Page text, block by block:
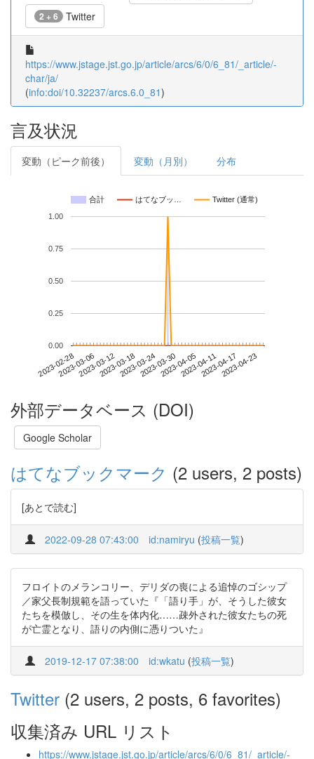
2 + 6 Twitter
https://www.jstage.jst.go.jp/article/arcs/6/0/6_81/_article/-
char/ja/
(info:doi/10.32237/arcs.6.0_81)
言及状況
変動（ピーク前後） 変動（月別） 分布
合計 はてなブッ… Twitter (通常)
2023-02-282023-03-062023-03-122023-03-182023-03-242023-03-302023-04-052023-04-112023-04-172023-04-23
0.00
0.25
0.50
0.75
1.00
外部データベース (DOI)
Google Scholar
はてなブックマーク (2 users, 2 posts)
[あとで読む]
2022-09-28 07:43:00 id:namiryu (投稿一覧)
フロイトのメランコリー、デリダの喪による追悼のゴシップ
／家父長制規範を語っていた『「語り手」が、そうした彼女
たちを模倣し、その生を体内化……疎外された彼女たちの死
が亡霊となり、語りの内側に憑りついた』
2019-12-17 07:38:00 id:wkatu (投稿一覧)
Twitter (2 users, 2 posts, 6 favorites)
収集済み URL リスト
https://www.jstage.jst.go.jp/article/arcs/6/0/6_81/_article/-